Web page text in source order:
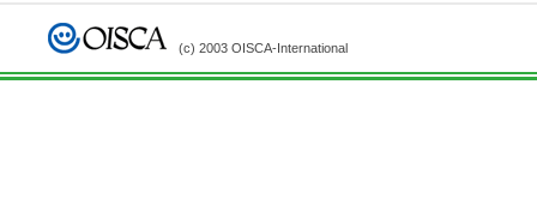
(c) 2003 OISCA-International